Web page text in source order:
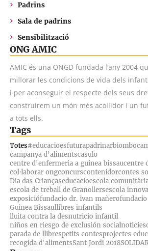
Padrins
Sala de padrins
Sensibilització
ONG AMIC
AMIC és una ONGD fundada l’any 2004
millorar les condicions de vida dels
i per aconseguir el respecte dels seus
construirem un món més acollidor i un
a tots ells.
Tags
Totes#educacioesfuturapadrinarbiombo
campanya d'alimentscasulo
centre d'enfermeria a guinea bissaucentre
col·laborar ongconcurscontenidorcontes
Dia das Criançaseducacioescola
escola de treball de Granollersescola innova
exposiciófundacio dr. ivan mañero
Guinea Bissaullibres infantils
lluita contra la desnutricio infantil
niños en riesgo de exclusión socialnoticies
parada de llibrespetits contesprojectes
recogida d'alimentsSant Jordi 2018